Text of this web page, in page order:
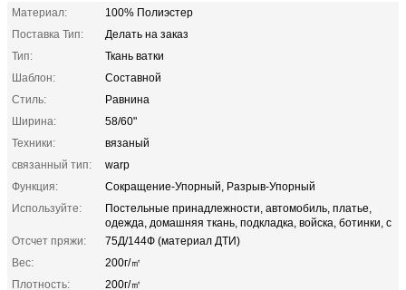
Материал:
100% Полиэстер
Поставка Тип:
Делать на заказ
Тип:
Ткань ватки
Шаблон:
Составной
Стиль:
Равнина
Ширина:
58/60"
Техники:
вязаный
связанный тип:
warp
Функция:
Сокращение-Упорный, Разрыв-Упорный
Используйте:
Постельные принадлежности, автомобиль, платье,
одежда, домашняя ткань, подкладка, войска, ботинки, с
Отсчет пряжи:
75Д/144Ф (материал ДТИ)
Вес:
200г/㎡
Плотность:
200г/㎡